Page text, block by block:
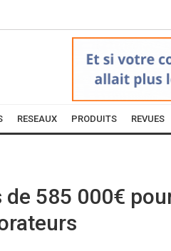
RESEAUX PRODUITS REVUES
de 585 000€